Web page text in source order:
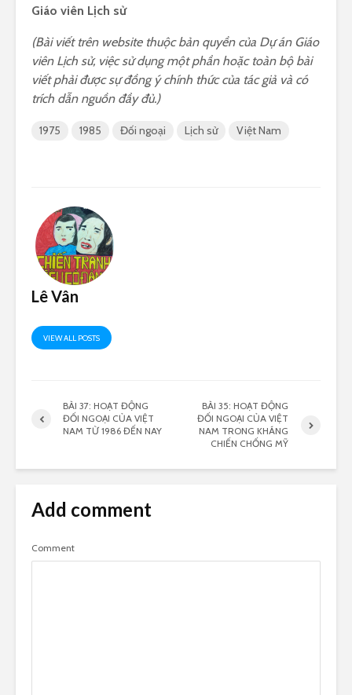
Giáo viên Lịch sử
(Bài viết trên website thuộc bản quyền của Dự án Giáo
viên Lịch sử, việc sử dụng một phần hoặc toàn bộ bài
viết phải được sự đồng ý chính thức của tác giả và có
trích dẫn nguồn đầy đủ.)
1975 1985 Đối ngoại Lịch sử Việt Nam
Lê Vân
VIEW ALL POSTS
BÀI 37: HOẠT ĐỘNG
ĐỐI NGOẠI CỦA VIỆT
NAM TỪ 1986 ĐẾN NAY
BÀI 35: HOẠT ĐỘNG
ĐỐI NGOẠI CỦA VIỆT
NAM TRONG KHÁNG
CHIẾN CHỐNG MỸ
Add comment
Comment